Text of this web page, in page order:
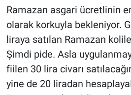
Ramazan asgari ücretlinin
olarak korkuyla bekleniyor.
liraya satılan Ramazan
Şimdi pide. Asla
fiilen 30 lira civarı
yine de 20 liradan